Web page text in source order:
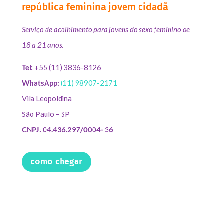
república feminina jovem cidadã
Serviço de acolhimento para jovens do sexo feminino de
18 a 21 anos.
Tel: +55 (11) 3836-8126
WhatsApp: (11) 98907-2171
Vila Leopoldina
São Paulo – SP
CNPJ: 04.436.297/0004- 36
como chegar